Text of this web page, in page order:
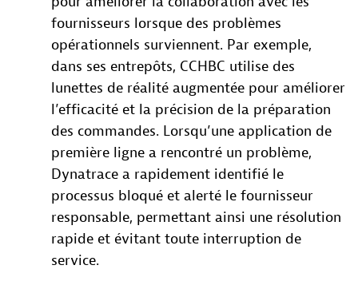
fournisseurs lorsque des problèmes
opérationnels surviennent. Par exemple,
dans ses entrepôts, CCHBC utilise des
lunettes de réalité augmentée pour améliorer
l’efficacité et la précision de la préparation
des commandes. Lorsqu’une application de
première ligne a rencontré un problème,
Dynatrace a rapidement identifié le
processus bloqué et alerté le fournisseur
responsable, permettant ainsi une résolution
rapide et évitant toute interruption de
service.